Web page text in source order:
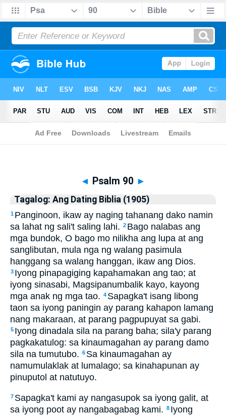
>Tagalog: Ang Dating Biblia (1905)> Psalm 90
◄ Psalm 90 ►
Tagalog: Ang Dating Biblia (1905)
1 Panginoon, ikaw ay naging tahanang dako namin
sa lahat ng sali't saling lahi. 2 Bago nalabas ang
mga bundok, O bago mo nilikha ang lupa at ang
sanglibutan, mula nga ng walang pasimula
hanggang sa walang hanggan, ikaw ang Dios.
3 Iyong pinapagiging kapahamakan ang tao; at
iyong sinasabi, Magsipanumbalik kayo, kayong
mga anak ng mga tao. 4 Sapagka't isang libong
taon sa iyong paningin ay parang kahapon lamang
nang makaraan, at parang pagpupuyat sa gabi.
5 Iyong dinadala sila na parang baha; sila'y parang
pagkakatulog: sa kinaumagahan ay parang damo
sila na tumutubo. 6 Sa kinaumagahan ay
namumulaklak at lumalago; sa kinahapunan ay
pinuputol at natutuyo.
7 Sapagka't kami ay nangasupok sa iyong galit, at
sa iyong poot ay nangabagabag kami. 8 Iyong